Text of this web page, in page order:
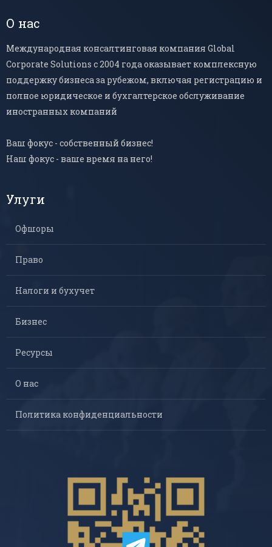
О нас
Международная консалтинговая компания Global
Corporate Solutions с 2004 года оказывает комплексную
поддержку бизнеса за рубежом, включая регистрацию и
полное юридическое и бухгалтерское обслуживание
иностранных компаний
Ваш фокус - собственный бизнес!
Наш фокус - ваше время на него!
Улуги
Офшоры
Право
Налоги и бухучет
Бизнес
Ресурсы
О нас
Политика конфиденциальности